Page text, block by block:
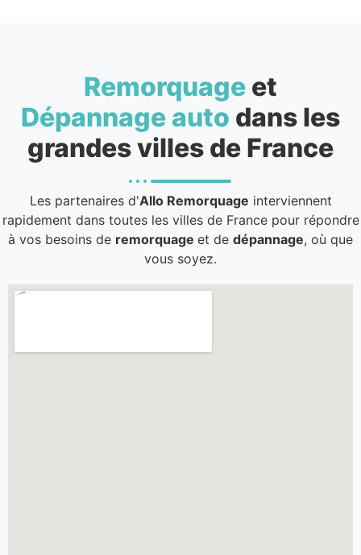
Remorquage et
Dépannage auto dans les
grandes villes de France
Les partenaires d'Allo Remorquage interviennent
rapidement dans toutes les villes de France pour répondre
à vos besoins de remorquage et de dépannage, où que
vous soyez.